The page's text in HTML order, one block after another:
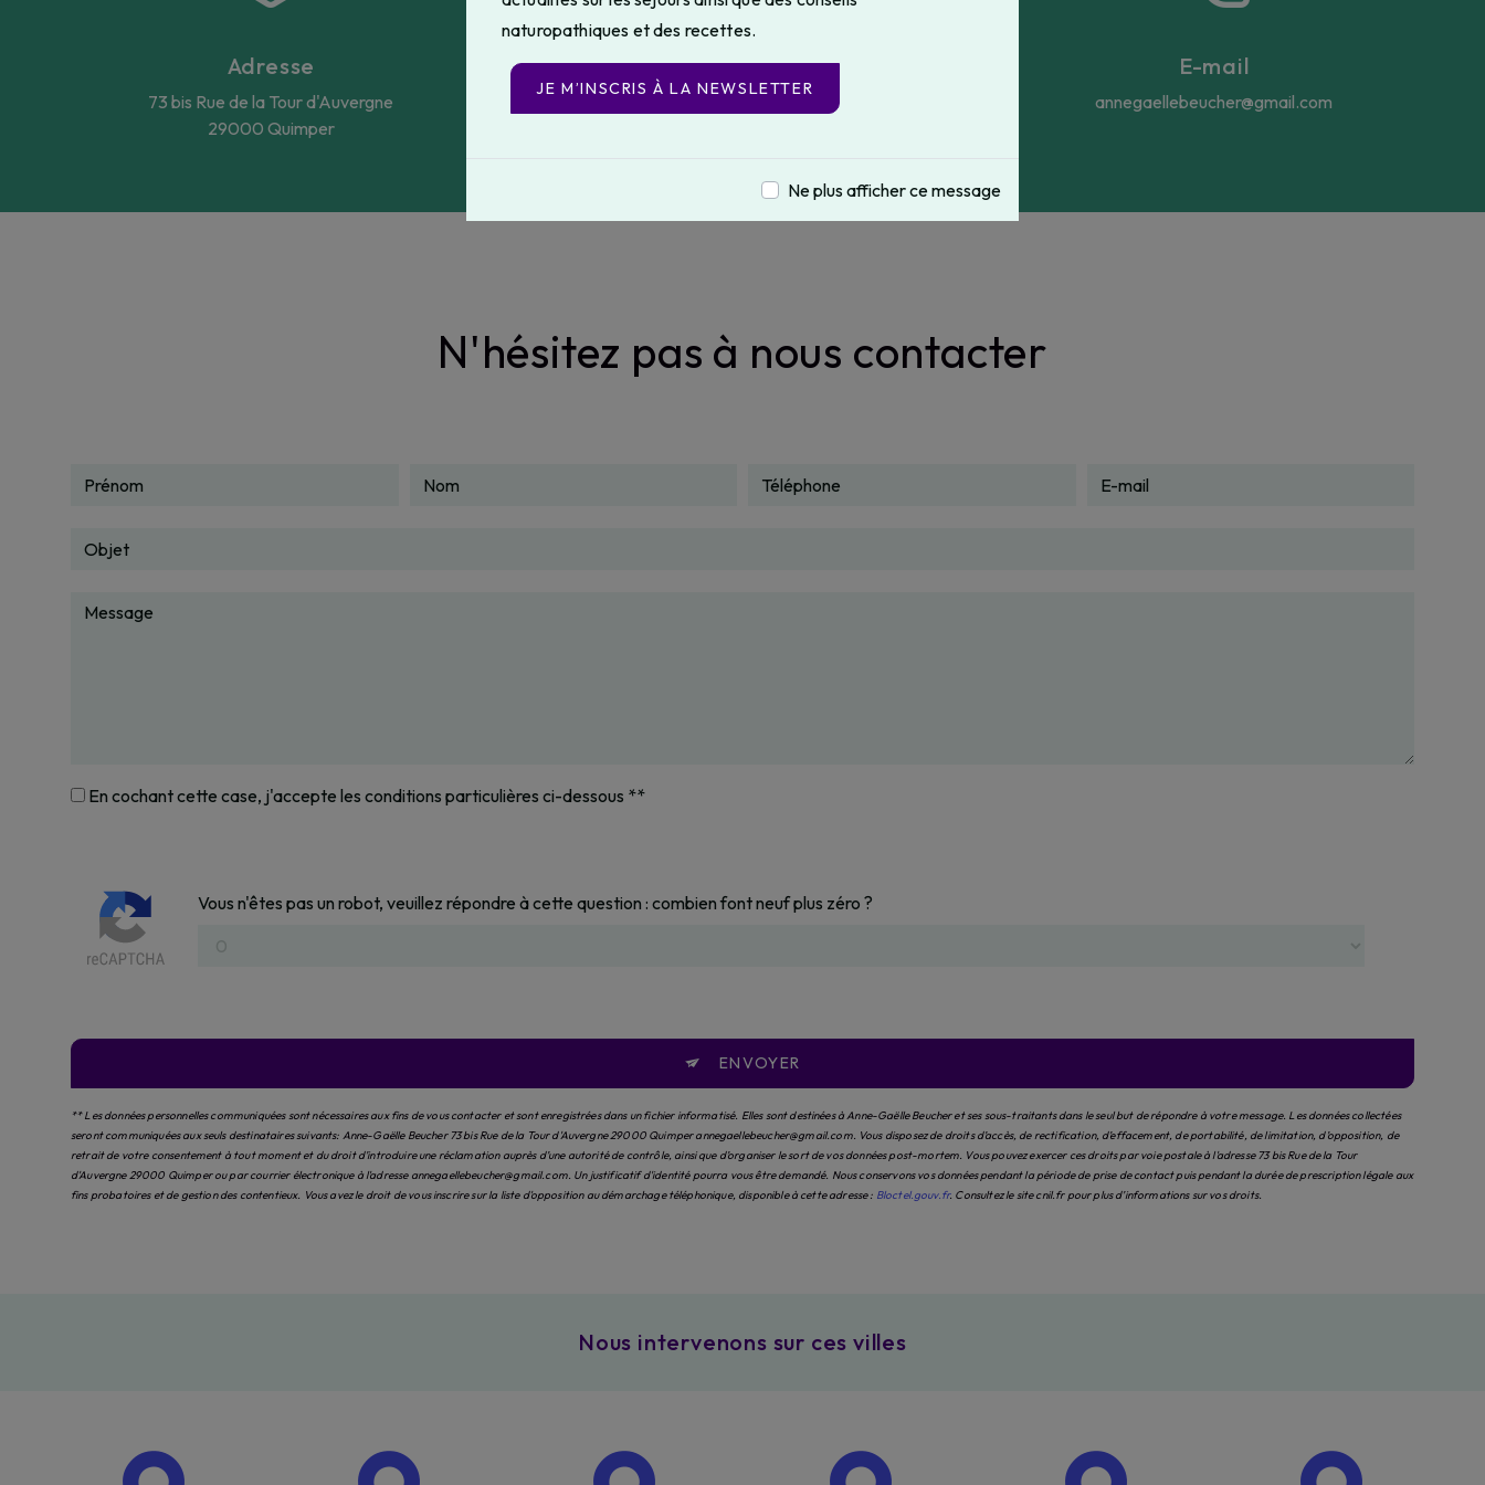
naturopathiques et des recettes.
JE M’INSCRIS À LA NEWSLETTER
Ne plus afficher ce message
Adresse
73 bis Rue de la Tour d'Auvergne
29000 Quimper
Téléphone
06 95 95 86 13
E-mail
annegaellebeucher@gmail.com
N'hésitez pas à nous contacter
En cochant cette case, j'accepte les conditions particulières ci-dessous **
Vous n'êtes pas un robot, veuillez répondre à cette question : combien font neuf plus zéro ?
ENVOYER
** Les données personnelles communiquées sont nécessaires aux fins de vous contacter et sont enregistrées dans un fichier informatisé. Elles sont destinées à Anne-Gaëlle Beucher et ses sous-traitants dans le seul but de répondre à votre message. Les données collectées
seront communiquées aux seuls destinataires suivants: Anne-Gaëlle Beucher 73 bis Rue de la Tour d'Auvergne 29000 Quimper annegaellebeucher@gmail.com. Vous disposez de droits d’accès, de rectification, d’effacement, de portabilité, de limitation, d’opposition, de
retrait de votre consentement à tout moment et du droit d’introduire une réclamation auprès d’une autorité de contrôle, ainsi que d’organiser le sort de vos données post-mortem. Vous pouvez exercer ces droits par voie postale à l'adresse 73 bis Rue de la Tour
d'Auvergne 29000 Quimper ou par courrier électronique à l'adresse annegaellebeucher@gmail.com. Un justificatif d'identité pourra vous être demandé. Nous conservons vos données pendant la période de prise de contact puis pendant la durée de prescription légale aux
fins probatoires et de gestion des contentieux. Vous avez le droit de vous inscrire sur la liste d'opposition au démarchage téléphonique, disponible à cette adresse : Bloctel.gouv.fr. Consultez le site cnil.fr pour plus d’informations sur vos droits.
Nous intervenons sur ces villes